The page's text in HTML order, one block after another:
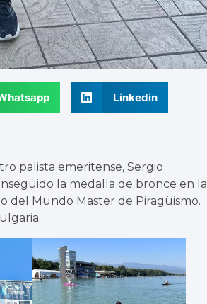
Linkedin
palista emeritense, Sergio
la medalla de bronce en la
del Mundo Master de Piragüismo.